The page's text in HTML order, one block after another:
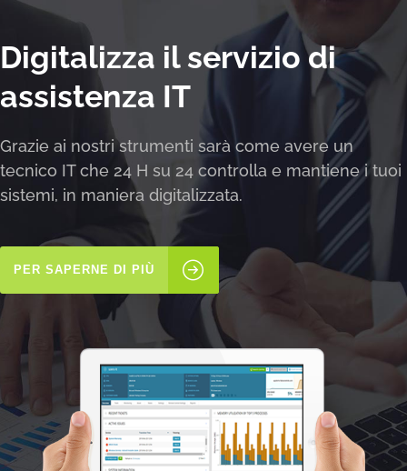
Digitalizza il servizio di
assistenza IT
Grazie ai nostri strumenti sarà come avere un
tecnico IT che 24 H su 24 controlla e mantiene i tuoi
sistemi, in maniera digitalizzata.
PER SAPERNE DI PIÙ